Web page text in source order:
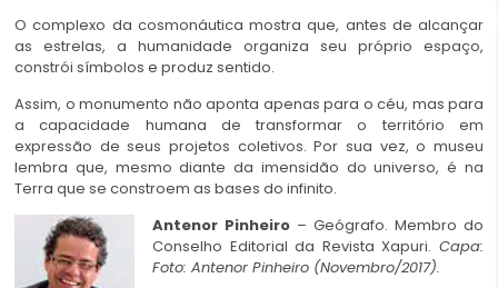
O complexo da cosmonáutica mostra que, antes de alcançar
as estrelas, a humanidade organiza seu próprio espaço,
constrói símbolos e produz sentido.
Assim, o monumento não aponta apenas para o céu, mas para
a capacidade humana de transformar o território em
expressão de seus projetos coletivos. Por sua vez, o museu
lembra que, mesmo diante da imensidão do universo, é na
Terra que se constroem as bases do infinito.
Antenor Pinheiro – Geógrafo. Membro do
Conselho Editorial da Revista Xapuri. Capa:
Foto: Antenor Pinheiro (Novembro/2017).